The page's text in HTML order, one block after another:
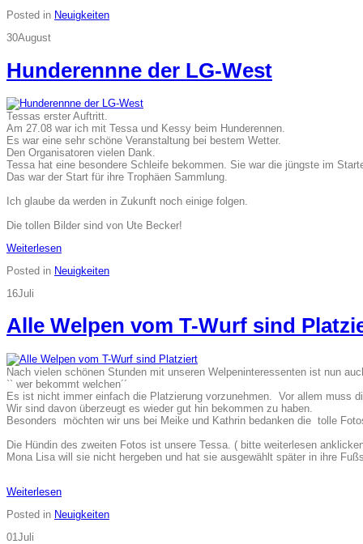
Posted in Neuigkeiten
30August
Hunderennne der LG-West
Tessas erster Auftritt.
Am 27.08 war ich mit Tessa und Kessy beim Hunderennen.
Es war eine sehr schöne Veranstaltung bei bestem Wetter.
Den Organisatoren vielen Dank.
Tessa hat eine besondere Schleife bekommen. Sie war die jüngste im
Das war der Start für ihre Trophäen Sammlung.
Ich glaube da werden in Zukunft noch einige folgen.
Die tollen Bilder sind von Ute Becker!
Weiterlesen
Posted in Neuigkeiten
16Juli
Alle Welpen vom T-Wurf sind
Nach vielen schönen Stunden mit unseren Welpeninteressenten ist nun
`` wer bekommt welchen´´
Es ist nicht immer einfach die Platzierung vorzunehmen. Vor allem muss
Wir sind davon überzeugt es wieder gut hin bekommen zu haben.
Besonders möchten wir uns bei Meike und Kathrin bedanken die tolle
Die Hündin des zweiten Fotos ist unsere Tessa. ( bitte weiterlesen
Mona Lisa will sie nicht hergeben und hat sie ausgewählt später in ihre
Weiterlesen
Posted in Neuigkeiten
01 Juli